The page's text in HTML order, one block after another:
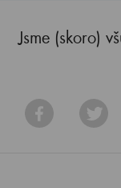
Jsme (skoro)